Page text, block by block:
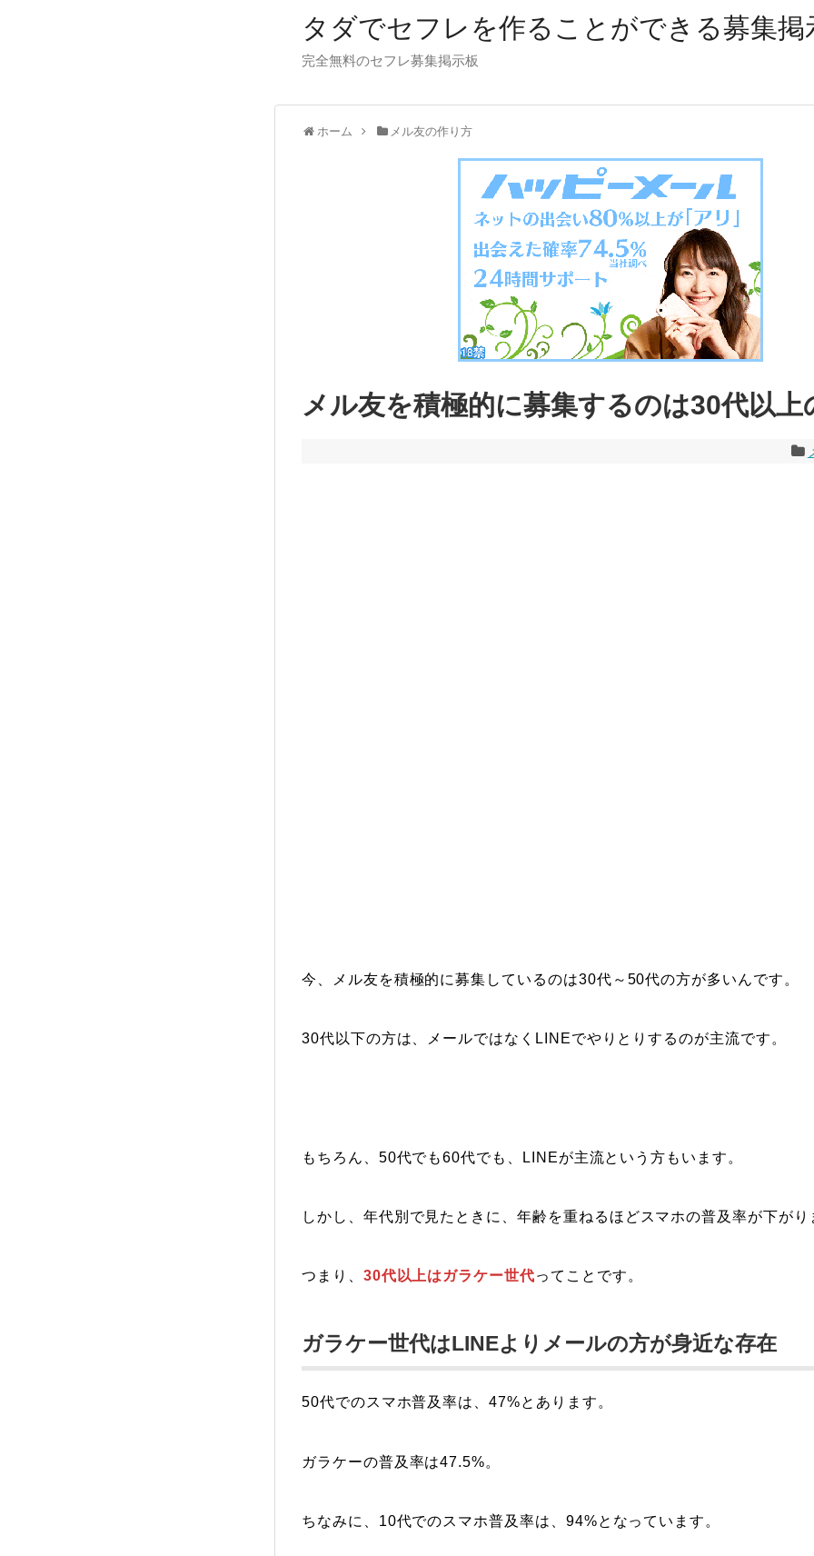
タダでセフレを作ることができる募集掲
完全無料のセフレ募集掲示板
ホーム メル友の作り方
メル友を積極的に募集するのは30代以上
今、メル友を積極的に募集しているのは30代～50代の方が多いんです。
30代以下の方は、メールではなくLINEでやりとりするのが主流です。
もちろん、50代でも60代でも、LINEが主流という方もいます。
しかし、年代別で見たときに、年齢を重ねるほどスマホの普及率が下がり
つまり、 30代以上はガラケー世代ってことです。
ガラケー世代はLINEよりメールの方が身近な存在
50代でのスマホ普及率は、47%とあります。
ガラケーの普及率は47.5%。
ちなみに、10代でのスマホ普及率は、94%となっています。